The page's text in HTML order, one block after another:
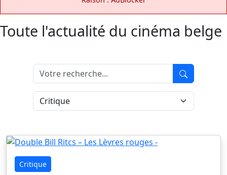
Toute l'actualité du cinéma belge
Critique